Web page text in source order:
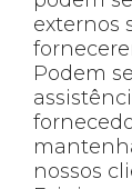
externos
Podem
nossos